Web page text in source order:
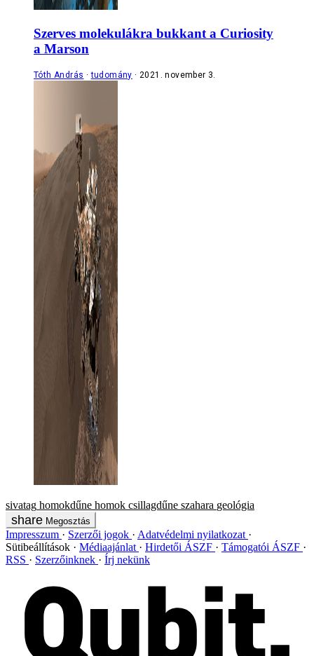
Szerves molekulákra bukkant a Curiosity
a Marson
Tóth András tudomány 2021. november 3.
sivatag homokdűne homok csillagdűne szahara geológia
Megosztás
Impresszum Szerzői jogok
Adatvédelmi nyilatkozat
Sütibeállítások
Médiaajánlat Hirdetői ÁSZF
Támogatói ÁSZF
RSS
Szerzőinknek Írj nekünk